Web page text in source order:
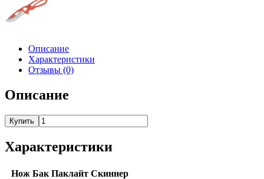
Описание
Характеристики
Отзывы (0)
Описание
Купить
Характеристики
Нож Бак Паклайт Скиннер